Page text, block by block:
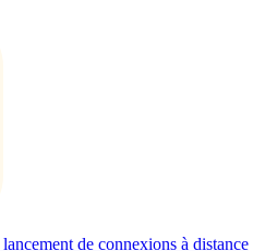
de connexions à distance